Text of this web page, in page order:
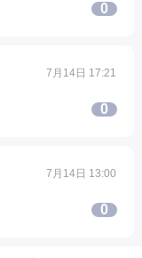
0
7月14日 17:21
0
7月14日 13:00
0